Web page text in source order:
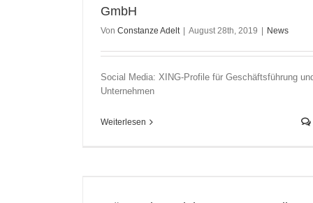
GmbH
Von Constanze Adelt | August 28th, 2019 | News
Social Media: XING-Profile für Geschäftsführung
Unternehmen
Weiterlesen